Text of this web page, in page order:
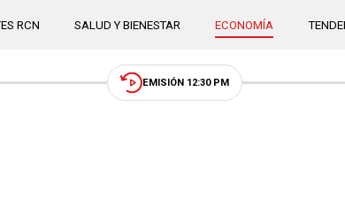
RCN SALUD Y BIENESTAR ECONOMÍA
EMISIÓN 12:30 PM